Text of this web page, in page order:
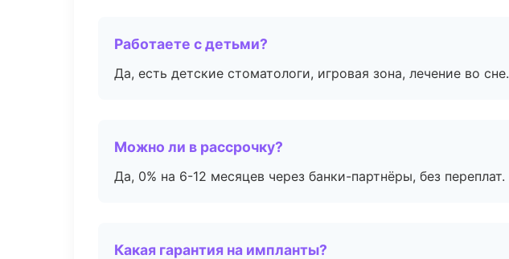
Работаете с детьми?
Да, есть детские стоматологи, игровая зона, лечение во сне.
Можно ли в рассрочку?
Да, 0% на 6-12 месяцев через банки-партнёры, без переплат.
Какая гарантия на импланты?